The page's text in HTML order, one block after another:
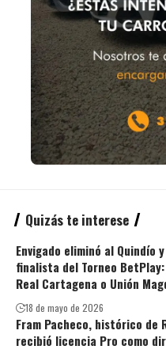
Quizás te interese
Envigado eliminó al Quindío
finalista del Torneo
Real Cartagena o Unión
18 de mayo de 2026
Fram Pacheco, histórico de
recibió licencia Pro como